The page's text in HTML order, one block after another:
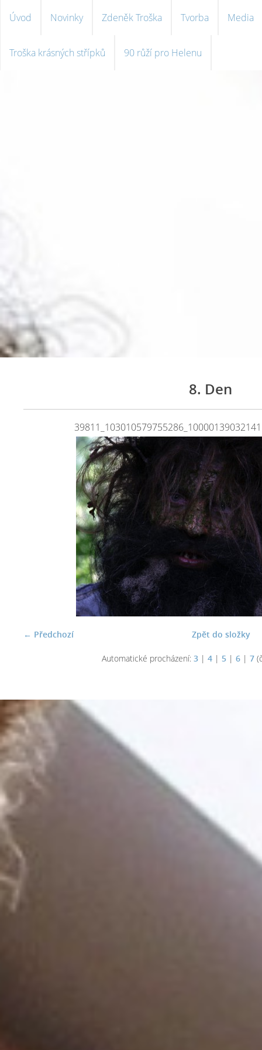
Úvod Novinky Zdeněk Troška Tvorba Media
Troška krásných střípků 90 růží pro Helenu
8. Den
← Předchozí Zpět do složky
Automatické procházení: 3| 4| 5| 6| 7